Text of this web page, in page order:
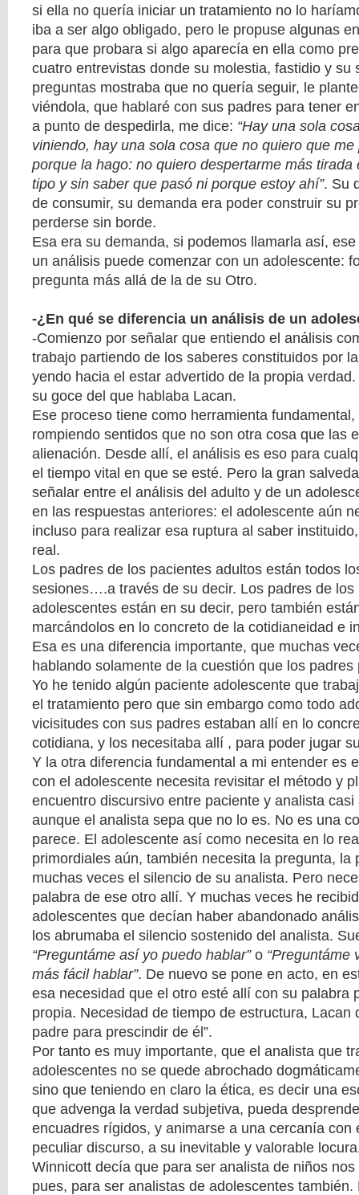
si ella no quería iniciar un tratamiento no lo
iba a ser algo obligado, pero le propuse algunas
para que probara si algo aparecía en ella como
cuatro entrevistas donde su molestia, fastidio y su
preguntas mostraba que no quería seguir, le
viéndola, que hablaré con sus padres para tener
a punto de despedirla, me dice: “Hay una sola
viniendo, hay una sola cosa que no quiero que
porque la hago: no quiero despertarme más tirada
tipo y sin saber que pasó ni porque estoy ahí”. Su
de consumir, su demanda era poder construir su
perderse sin borde.
Esa era su demanda, si podemos llamarla así,
un análisis puede comenzar con un adolescente:
pregunta más allá de la de su Otro.
-¿En qué se diferencia un análisis de un
-Comienzo por señalar que entiendo el análisis
trabajo partiendo de los saberes constituidos por
yendo hacia el estar advertido de la propia verdad.
su goce del que hablaba Lacan.
Ese proceso tiene como herramienta
rompiendo sentidos que no son otra cosa que las
alienación. Desde allí, el análisis es eso para
el tiempo vital en que se esté. Pero la gran
señalar entre el análisis del adulto y de un
en las respuestas anteriores: el adolescente aún
incluso para realizar esa ruptura al saber
real.
Los padres de los pacientes adultos están todos
sesiones….a través de su decir. Los padres de los
adolescentes están en su decir, pero también
marcándolos en lo concreto de la cotidianeidad e
Esa es una diferencia importante, que muchas
hablando solamente de la cuestión que los
Yo he tenido algún paciente adolescente que
el tratamiento pero que sin embargo como todo
vicisitudes con sus padres estaban allí en lo
cotidiana, y los necesitaba allí , para poder jugar
Y la otra diferencia fundamental a mi entender es
con el adolescente necesita revisitar el método y
encuentro discursivo entre paciente y analista
aunque el analista sepa que no lo es. No es una
parece. El adolescente así como necesita en lo
primordiales aún, también necesita la pregunta, la
muchas veces el silencio de su analista. Pero
palabra de ese otro allí. Y muchas veces he
adolescentes que decían haber abandonado
los abrumaba el silencio sostenido del analista.
“Preguntáme así yo puedo hablar”o “Preguntáme
más fácil hablar”. De nuevo se pone en acto, en
esa necesidad que el otro esté allí con su palabra
propia. Necesidad de tiempo de estructura,
padre para prescindir de él”.
Por tanto es muy importante, que el analista que
adolescentes no se quede abrochado
sino que teniendo en claro la ética, es decir una
que advenga la verdad subjetiva, pueda
encuadres rígidos, y animarse a una cercanía con
peculiar discurso, a su inevitable y valorable
Winnicott decía que para ser analista de niños
pues, para ser analistas de adolescentes